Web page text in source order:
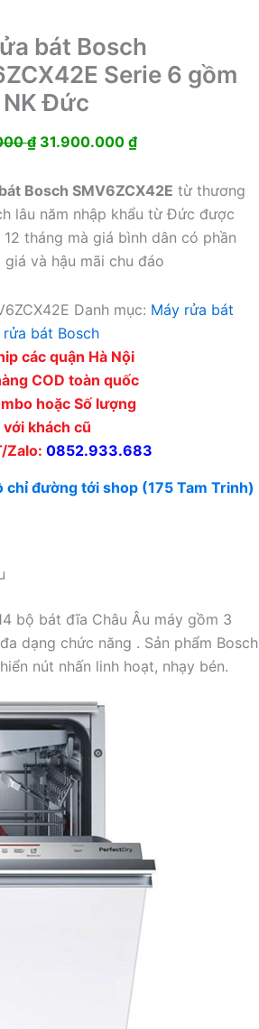
bát Bosch
Serie 6 gồm
NK Đức
₫ Giá
là:
52.990.000 ₫.
31.900.000 ₫Giá
tại
là:
31.900.000 ₫.
Bosch SMV6ZCX42E từ thương
lâu năm nhập khẩu từ Đức được
12 tháng mà giá bình dân có phần
giá và hậu mãi chu đáo
Danh mục: Máy rửa bát
rửa bát Bosch
các quận Hà Nội
COD toàn quốc
hoặc Số lượng
với khách cũ
Zalo: 0852.933.683
chỉ đường tới shop (175 Tam Trinh)
bộ bát đĩa Châu Âu máy gồm 3
dạng chức năng . Sản phẩm Bosch
nút nhấn linh hoạt, nhạy bén.